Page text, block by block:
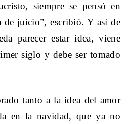
siempre se pensó en
juicio”, escribió. Y así de
parecer estar idea, viene
siglo y debe ser tomado
tanto a la idea del amor
en la navidad, que ya no